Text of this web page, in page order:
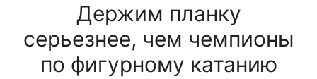
Держим планку
серьезнее, чем чемпионы
по фигурному катанию